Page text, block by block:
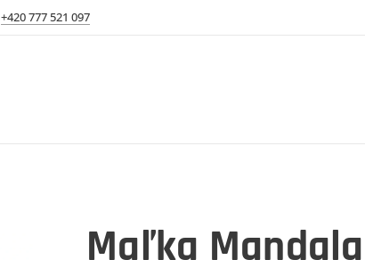
+420 777 521 097
Maľka